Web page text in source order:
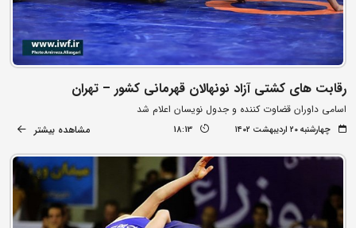
رقابت های کشتی آزاد نونهالان قهرمانی کشور – تهران
اسامی داوران قضاوت کننده و جدول نویسان اعلام شد
چهارشنبه ۲۰ اردیبهشت ۱۴۰۲ 18:13 مشاهده بیشتر